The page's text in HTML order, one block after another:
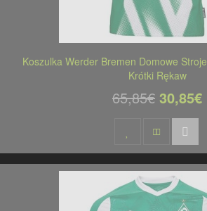
Koszulka Werder Bremen Domowe
Krótki Rękaw
65,85€ 30,85€